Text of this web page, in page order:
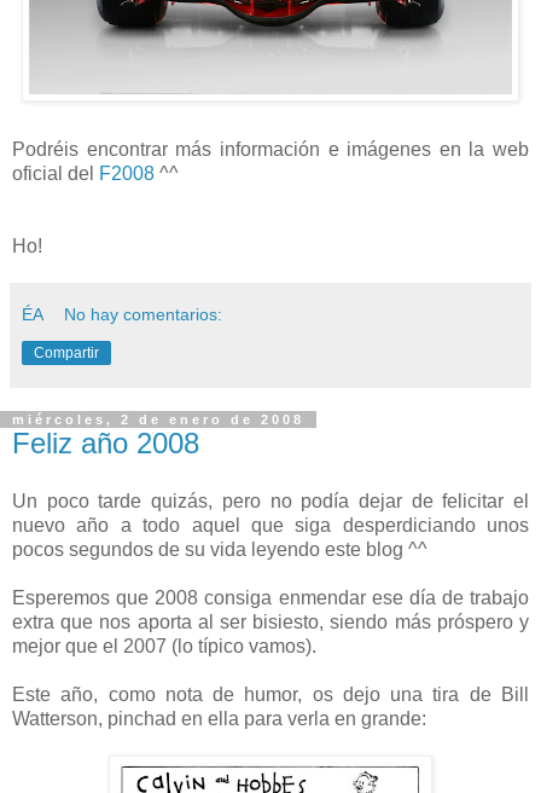
Podréis encontrar más información e imágenes en la web
oficial del F2008 ^^
Ho!
ÉA No hay comentarios:
Compartir
miércoles, 2 de enero de 2008
Feliz año 2008
Un poco tarde quizás, pero no podía dejar de felicitar el
nuevo año a todo aquel que siga desperdiciando unos
pocos segundos de su vida leyendo este blog ^^
Esperemos que 2008 consiga enmendar ese día de trabajo
extra que nos aporta al ser bisiesto, siendo más próspero y
mejor que el 2007 (lo típico vamos).
Este año, como nota de humor, os dejo una tira de Bill
Watterson, pinchad en ella para verla en grande: